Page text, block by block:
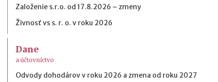
Založenie s.r.o. od 17.8.2026 – zmeny
Živnosť vs s. r. o. v roku 2026
Dane
a účtovníctvo
Odvody dohodárov v roku 2026 a zmena od roku 2027